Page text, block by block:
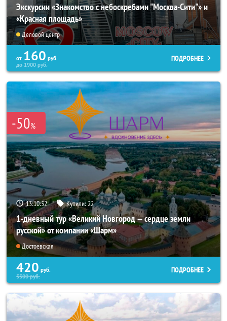
Экскурсии «Знакомство с небоскребами "Москва-Сити"» и
«Красная площадь»
Деловой центр
от 160 руб.
до1900руб.
ПОДРОБНЕЕ
-50%
13:10:51 Купили: 22
1-дневный тур «Великий Новгород — сердце земли
русской» от компании «Шарм»
Достоевская
420 руб.
3300руб.
ПОДРОБНЕЕ